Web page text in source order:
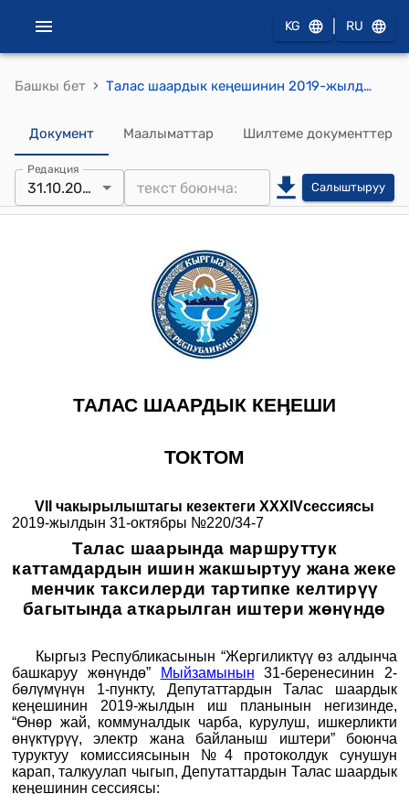
KG RU
Башкы бет › Талас шаардык кеңешинин 2019-жылдын 31-октябрындагы №220/34-7 "Талас шаарында маршруттук каттамдардын ишин жакшыртуу жана жеке менчик таксилерди тартипке келтирүү багытында аткарылган иштери жөнүндө" токтому
Документ Маалыматтар Шилтеме документтер
Редакция
31.10.2019 Салыштыруу